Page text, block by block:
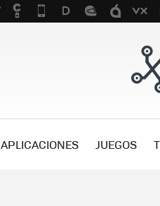
APLICACIONES JUEGOS